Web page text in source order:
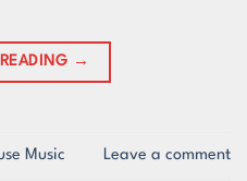
→
Music Leave a comment